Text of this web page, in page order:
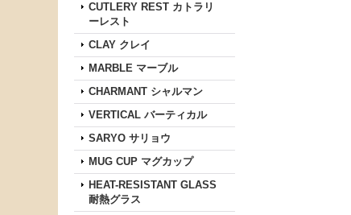
CUTLERY REST カトラリ
ーレスト
CLAY クレイ
MARBLE マーブル
CHARMANT シャルマン
VERTICAL バーティカル
SARYO サリョウ
MUG CUP マグカップ
HEAT-RESISTANT GLASS
耐熱グラス